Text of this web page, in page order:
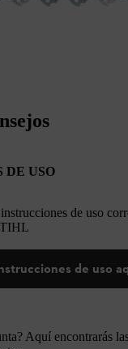
DE USO
de uso
de uso
Aquí encontrarás